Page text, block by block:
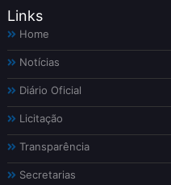
Links
Home
Notícias
Diário Oficial
Licitação
Transparência
Secretarias